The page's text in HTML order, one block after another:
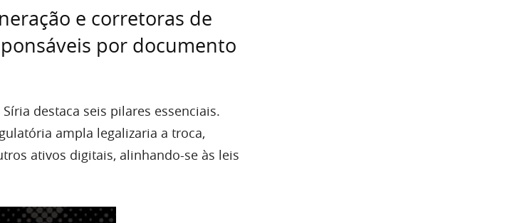
e corretoras de
por documento
destaca seis pilares essenciais.
ampla legalizaria a troca,
ativos digitais, alinhando-se às leis